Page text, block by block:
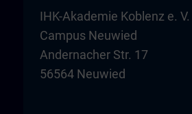
IHK-Akademie Koblenz e. V.
Campus Neuwied
Andernacher Str. 17
56564 Neuwied